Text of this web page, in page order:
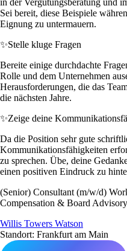
Sei bereit, diese Beispiele
Eignung zu untermauern.
✨Stelle kluge Fragen
Bereite einige durchdachte
Rolle und dem Unternehmen
Herausforderungen, die das
die nächsten Jahre.
✨Zeige deine
Da die Position sehr gute
Kommunikationsfähigkeiten
zu sprechen. Übe, deine
einen positiven Eindruck zu
(Senior) Consultant (m/w/d)
Compensation & Board Advisory
Willis Towers Watson
Standort: Frankfurt am Main